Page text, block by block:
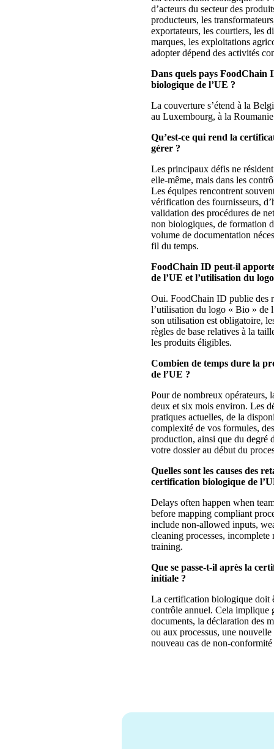
d’acteurs du secteur des
producteurs, les
exportateurs, les courtiers, les
marques, les exploitations
adopter dépend des activités
Dans quels pays FoodChain
biologique de l’UE ?
La couverture s’étend à la
au Luxembourg, à la
Qu’est-ce qui rend la
gérer ?
Les principaux défis ne
elle-même, mais dans les
Les équipes rencontrent
vérification des fournisseurs,
validation des procédures de
non biologiques, de formation
volume de documentation
fil du temps.
FoodChain ID peut-il
de l’UE et l’utilisation du
Oui. FoodChain ID publie des
l’utilisation du logo « Bio » de
son utilisation est obligatoire,
règles de base relatives à la
les produits éligibles.
Combien de temps dure la
de l’UE ?
Pour de nombreux opérateurs,
deux et six mois environ. Les
pratiques actuelles, de la
complexité de vos formules,
production, ainsi que du degré
votre dossier au début du
Quelles sont les causes des
certification biologique de
Delays often happen when
before mapping compliant
include non-allowed inputs,
cleaning processes,
training.
Que se passe-t-il après la
initiale ?
La certification biologique doit
contrôle annuel. Cela implique
documents, la déclaration des
ou aux processus, une
nouveau cas de non-